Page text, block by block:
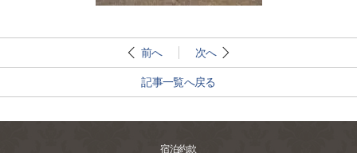
前へ 次へ
記事一覧へ戻る
宿泊約款